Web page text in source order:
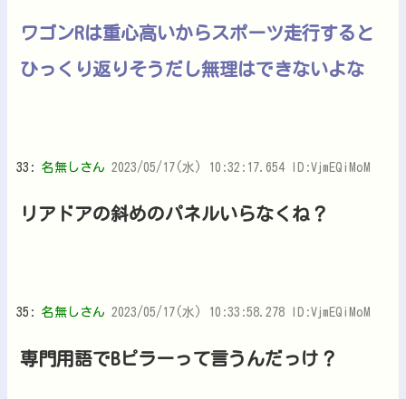
ワゴンRは重心高いからスポーツ走行すると
ひっくり返りそうだし無理はできないよな
33: 名無しさん 2023/05/17(水) 10:32:17.654 ID:VjmEQiMoM
リアドアの斜めのパネルいらなくね？
35: 名無しさん 2023/05/17(水) 10:33:58.278 ID:VjmEQiMoM
専門用語でBピラーって言うんだっけ？